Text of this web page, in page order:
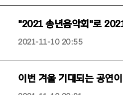
"2021 송년음악회"로
2021-11-10 20:55
이번 겨울 기대되는 공연